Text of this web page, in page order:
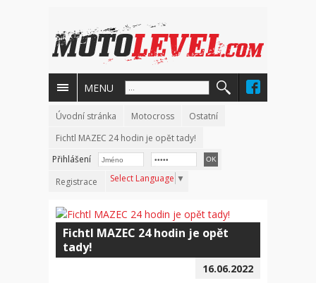
MENU
Úvodní stránka Motocross
Ostatní
Fichtl MAZEC 24 hodin je opět tady!
Přihlášení
Registrace
Select Language ▼
Fichtl MAZEC 24 hodin je opět
tady!
16.06.2022